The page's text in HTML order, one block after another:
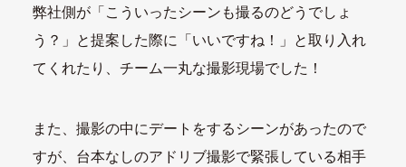
弊社側が「こういったシーンも撮るのどうでしょ
う？」と提案した際に「いいですね！」と取り入れ
てくれたり、チーム一丸な撮影現場でした！
また、撮影の中にデートをするシーンがあったので
すが、台本なしのアドリブ撮影で緊張している相手